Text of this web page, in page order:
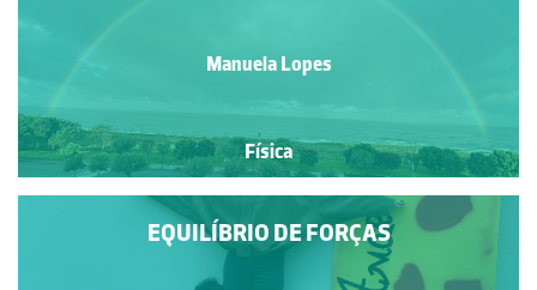
Manuela Lopes
Física
EQUILÍBRIO DE FORÇAS